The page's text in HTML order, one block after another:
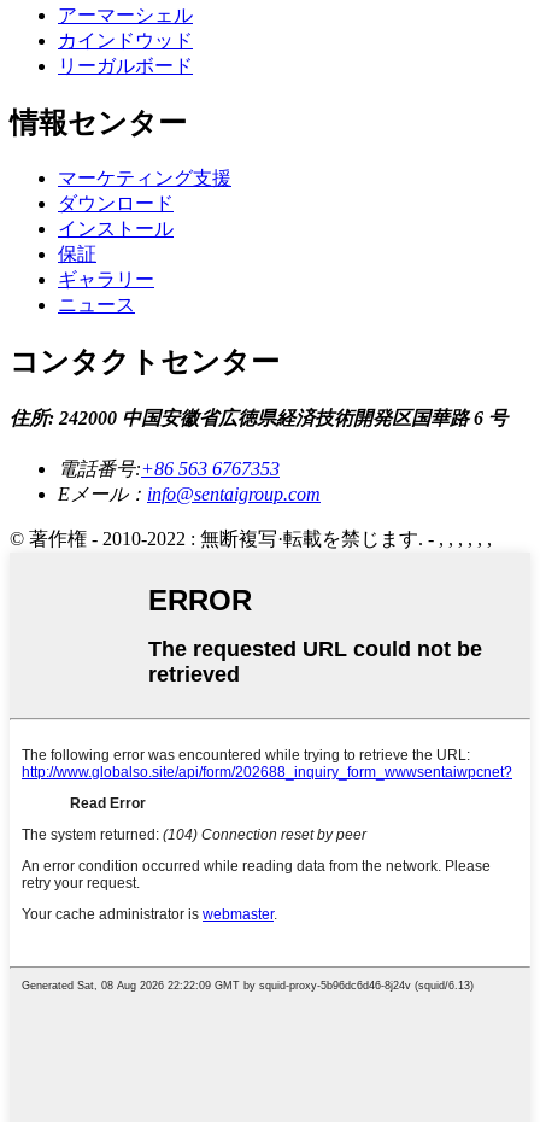
アーマーシェル
カインドウッド
リーガルボード
情報センター
マーケティング支援
ダウンロード
インストール
保証
ギャラリー
ニュース
コンタクトセンター
住所: 242000 中国安徽省広徳県経済技術開発区国華路 6 号
電話番号:+86 563 6767353
Eメール： info@sentaigroup.com
© 著作権 - 2010-2022 : 無断複写·転載を禁じます. - , , , , , ,